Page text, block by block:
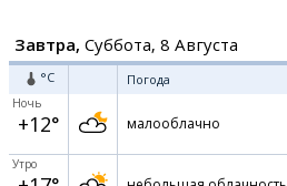
Завтра, Суббота, 8 Августа
°C Погода
Ночь
+12° малооблачно
Утро